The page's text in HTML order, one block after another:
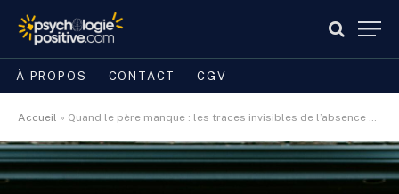
À PROPOS CONTACT CGV
Accueil » Quand le père manque : les traces invisibles de l’absence paternelle